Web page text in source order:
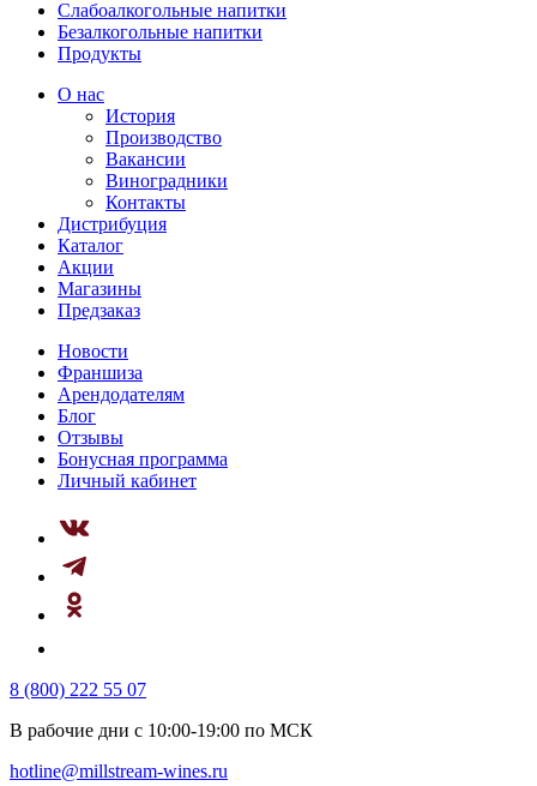
Слабоалкогольные напитки
Безалкогольные напитки
Продукты
О нас
История
Производство
Вакансии
Виноградники
Контакты
Дистрибуция
Каталог
Акции
Магазины
Предзаказ
Новости
Франшиза
Арендодателям
Блог
Отзывы
Бонусная программа
Личный кабинет
8 (800) 222 55 07
В рабочие дни с 10:00-19:00 по МСК
hotline@millstream-wines.ru